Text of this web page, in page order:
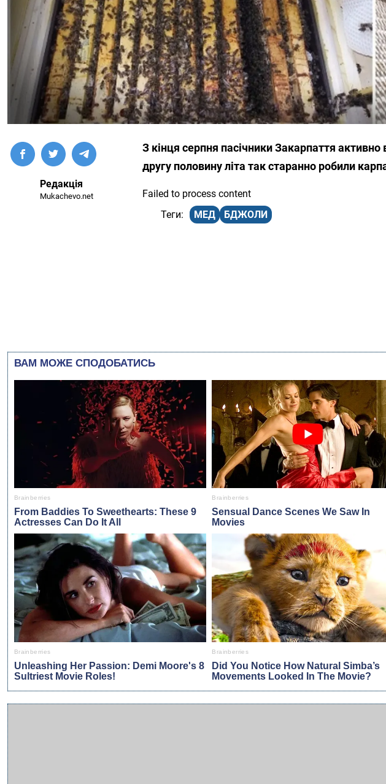
Редакція
Mukachevo.net
З кінця серпня пасічники Закарпаття
другу половину літа так старанно робили
Failed to process content
МЕД
БДЖОЛИ